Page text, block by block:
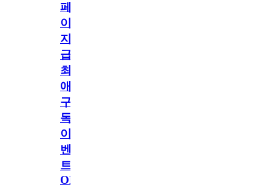
페
이
지
급!
최
애
구
독
이
벤
트
OPEN!